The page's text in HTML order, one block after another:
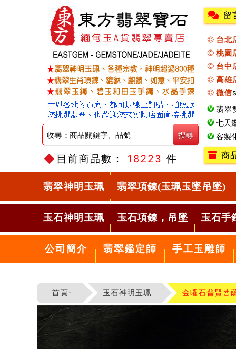
目前商品數： 18223 件
留
台北
桃園
台中
高雄
微信
翡翠
七天
客製
商
翡翠神明玉珮 翡翠項鍊(玉珮玉墜吊墜)
玉石神明玉珮 玉石項鍊，吊墜 玉石手
公司簡介 翡翠鑑定師 手工玉雕師
首頁- 玉石神明玉珮 金曜石普賢菩